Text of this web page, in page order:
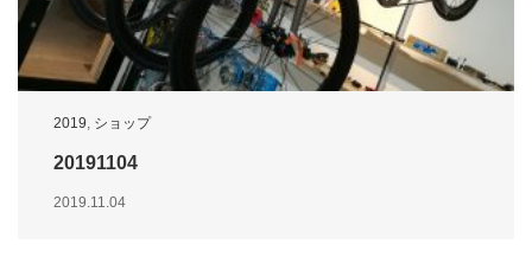
2019, ショップ
20191104
2019.11.04